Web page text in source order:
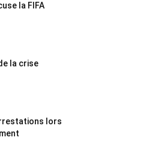
la FIFA
la crise
lors